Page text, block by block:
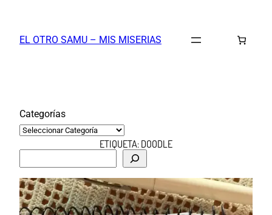
contenido
EL OTRO SAMU – MIS MISERIAS
Categorías
ETIQUETA:DOODLE
s
c